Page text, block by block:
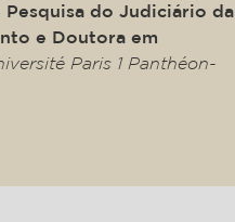
do Judiciário da
e Doutora em
Paris 1 Panthéon-